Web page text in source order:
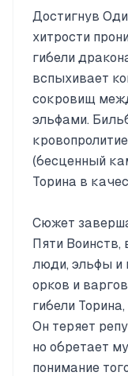
Достигнув
хитрости
гибели
вспыхивает
сокровищ
эльфами.
(бесценный
Торина в
Сюжет
Пяти Воинств,
люди, эльфы и
орков и
гибели
Он теряет
но обретает
понимание